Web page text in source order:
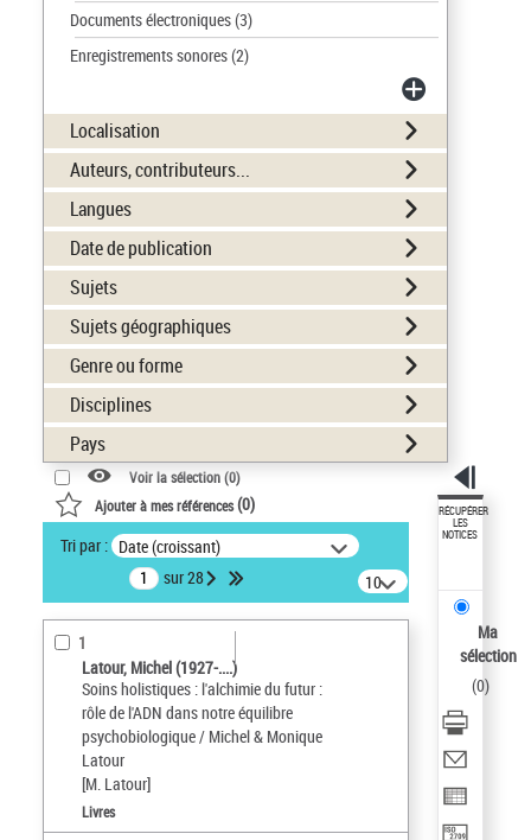
Documents électroniques(3)
Enregistrements sonores(2)
Localisation
Auteurs, contributeurs...
Langues
Date de publication
Sujets
Sujets géographiques
Genre ou forme
Disciplines
Pays
Voir la sélection (0)
Ajouter à mes références(0)
Tri par : Date (croissant)
sur 28
10
résultats/page
1
Latour, Michel (1927-....)
Soins holistiques : l'alchimie du futur :
rôle de l'ADN dans notre équilibre
psychobiologique / Michel & Monique
Latour
[M. Latour]
Livres
RÉCUPÉRER
LES
NOTICES
Ma
sélection
(0)